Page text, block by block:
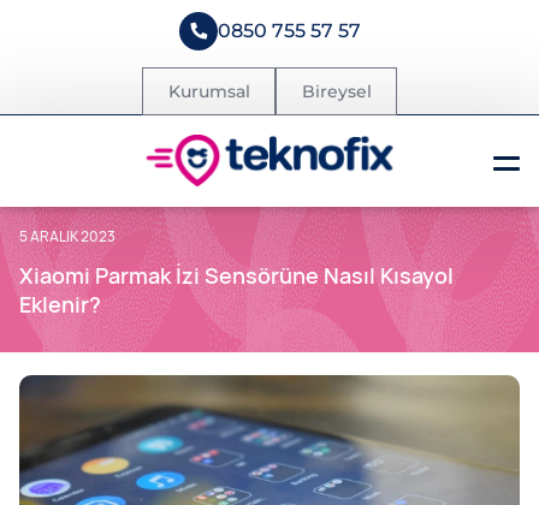
0850 755 57 57
Kurumsal Bireysel
5 ARALIK 2023
Xiaomi Parmak İzi Sensörüne Nasıl Kısayol
Eklenir?